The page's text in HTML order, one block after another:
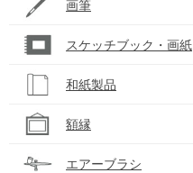
画筆
スケッチブック・画紙
和紙製品
額縁
エアーブラシ